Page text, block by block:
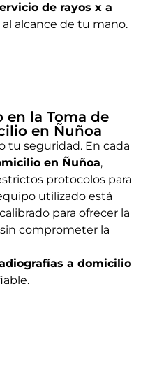
de rayos x a
al alcance de tu mano.
en la Toma de
en Ñuñoa
tu seguridad. En cada
en Ñuñoa,
protocolos para
utilizado está
para ofrecer la
comprometer la
a domicilio